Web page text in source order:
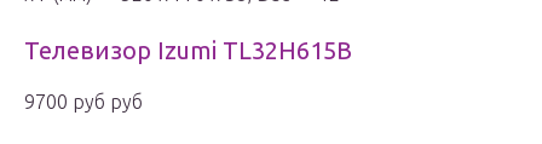
Телевизор Izumi TL32H615B
9700 руб руб